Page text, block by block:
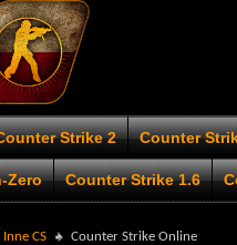
Strike 2 Counter
Zero Counter Strike 1.6
Inne CS Counter Strike Online